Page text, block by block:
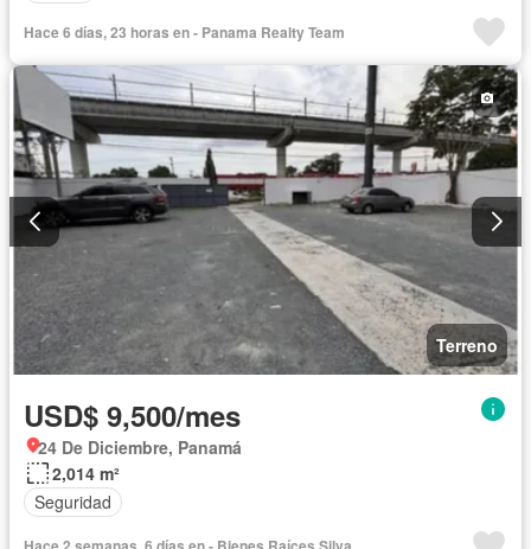
Hace 6 días, 23 horas en - Panama Realty Team
Terreno
USD$ 9,500/mes
24 De Diciembre, Panamá
2,014 m²
Seguridad